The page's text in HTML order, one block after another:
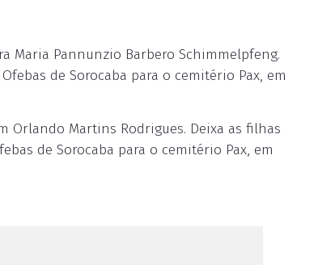
Maria Pannunzio Barbero Schimmelpfeng.
de Sorocaba para o cemitério Pax, em
Orlando Martins Rodrigues. Deixa as filhas
de Sorocaba para o cemitério Pax, em